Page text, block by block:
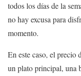
todos los días de la
no hay excusa para
momento.
En este caso, el precio
un plato principal, una